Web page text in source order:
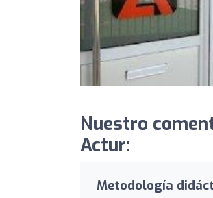
Nuestro
Actur:
Metodología